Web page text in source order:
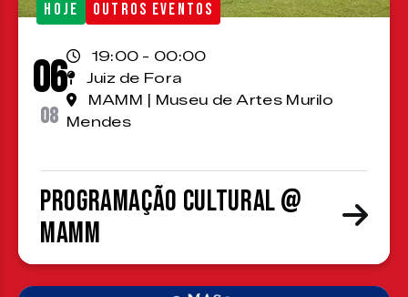
HOJE OUTROS EVENTOS
06
08
19:00 - 00:00
Juiz de Fora
MAMM | Museu de Artes Murilo
Mendes
Programação cultural @
MAMM